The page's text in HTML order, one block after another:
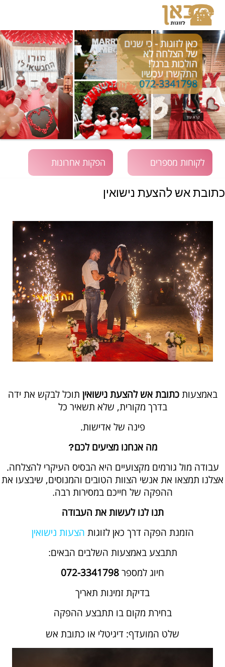
כאן לזוגות - כי שנים
של הצלחה לא
הולכות ברגל!
התקשרו עכשיו
072-3341798
קרא עוד
לקוחות מספרים הפקות אחרונות
כתובת אש להצעת נישואין
באמצעות כתובת אש להצעת נישואין תוכל לבקש את ידה
בדרך מקורית, שלא תשאיר כל
פינה של אדישות.
מה אנחנו מציעים לכם?
עבודה מול גורמים מקצועיים היא הבסיס העיקרי להצלחה.
אצלנו תמצאו את אנשי הצוות הטובים והמנוסים, שיבצעו את
ההפקה של חייכם במסירות רבה.
תנו לנו לעשות את העבודה
הזמנת הפקה דרך כאן לזוגות הצעות נישואין
תתבצע באמצעות השלבים הבאים:
חיוג למספר 072-3341798
בדיקת זמינות תאריך
בחירת מקום בו תתבצע ההפקה
שלט המועדף: דיגיטלי או כתובת אש